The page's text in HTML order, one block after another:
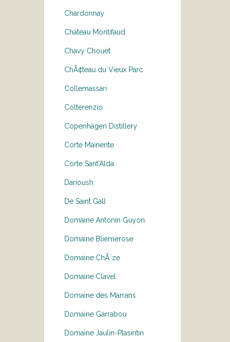
Chardonnay
Chateau Montifaud
Chavy Chouet
ChÃ¢teau du Vieux Parc
Collemassari
Colterenzio
Copenhagen Distillery
Corte Mainente
Corte Sant'Alda
Darioush
De Saint Gall
Domaine Antonin Guyon
Domaine Bliemerose
Domaine ChÃ¨ze
Domaine Clavel
Domaine des Marrans
Domaine Garrabou
Domaine Jaulin-Plasintin